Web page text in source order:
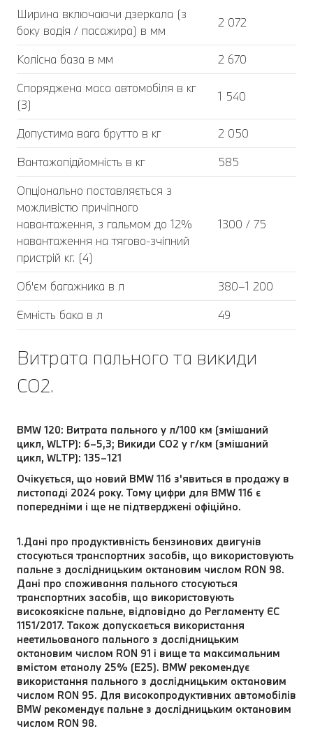
Ширина включаючи дзеркала (з
боку водія / пасажира) в мм
2 072
Колісна база в мм
2 670
Споряджена маса автомобіля в кг
(3)
1 540
Допустима вага брутто в кг
2 050
Вантажопідйомність в кг
585
Опціонально поставляється з
можливістю причіпного
навантаження, з гальмом до 12%
навантаження на тягово-зчіпний
пристрій кг. (4)
1300 / 75
Об'єм багажника в л
380–1 200
Ємність бака в л
49
Витрата пального та викиди
CO2.
BMW 120: Витрата пального у л/100 км (змішаний
цикл, WLTP): 6–5,3; Викиди CO2 у г/км (змішаний
цикл, WLTP): 135–121
Очікується, що новий BMW 116 з'явиться в продажу в
листопаді 2024 року. Тому цифри для BMW 116 є
попередніми і ще не підтверджені офіційно.
1.Дані про продуктивність бензинових двигунів
стосуються транспортних засобів, що використовують
пальне з дослідницьким октановим числом RON 98.
Дані про споживання пального стосуються
транспортних засобів, що використовують
високоякісне пальне, відповідно до Регламенту ЄС
1151/2017. Також допускається використання
неетильованого пального з дослідницьким
октановим числом RON 91 і вище та максимальним
вмістом етанолу 25% (E25). BMW рекомендує
використання пального з дослідницьким октановим
числом RON 95. Для високопродуктивних автомобілів
BMW рекомендує пальне з дослідницьким октановим
числом RON 98.